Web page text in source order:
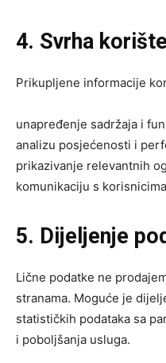
4. Svrha
Prikupljene informacije
unapređenje sadržaja i
analizu posjećenosti i
prikazivanje relevantnih
komunikaciju s
5. Dijeljenje
Lične podatke ne
stranama. Moguće je
statističkih podataka sa
i poboljšanja usluga.